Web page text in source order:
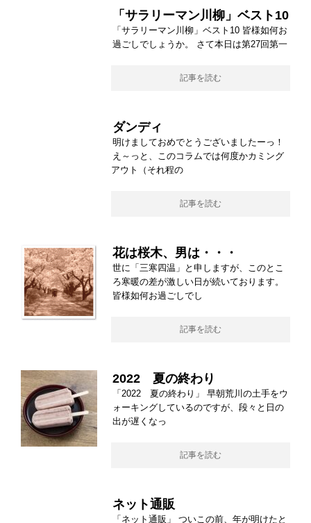
「サラリーマン川柳」ベスト10
「サラリーマン川柳」ベスト10 皆様如何お
過ごしでしょうか。 さて本日は第27回第一
記事を読む
ダンディ
明けましておめでとうございましたーっ！
え～っと、このコラムでは何度かカミング
アウト（それ程の
記事を読む
花は桜木、男は・・・
世に「三寒四温」と申しますが、このとこ
ろ寒暖の差が激しい日が続いております。
皆様如何お過ごしでし
記事を読む
2022 夏の終わり
「2022 夏の終わり」 早朝荒川の土手をウ
ォーキングしているのですが、段々と日の
出が遅くなっ
記事を読む
ネット通販
「ネット通販」 ついこの前、年が明けたと